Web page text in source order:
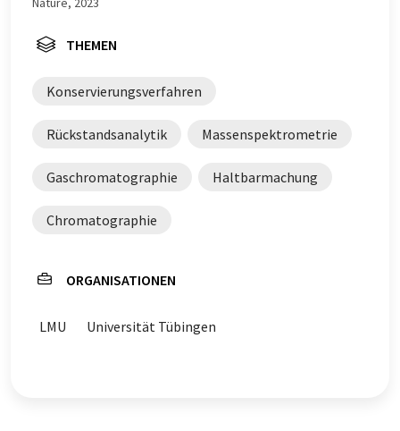
THEMEN
Konservierungsverfahren
Rückstandsanalytik Massenspektrometrie
Gaschromatographie Haltbarmachung
Chromatographie
ORGANISATIONEN
LMU Universität Tübingen